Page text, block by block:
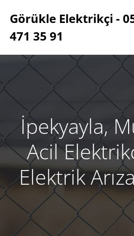
geç
Görükle Elektrikçi -
471 35 91
İpekyayla,
Acil
Elektrik